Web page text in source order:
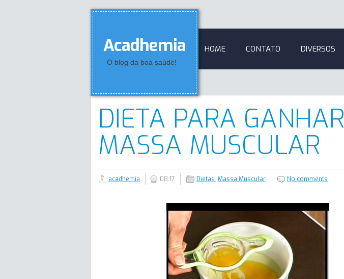
Acadhemia
O blog da boa saúde!
HOME CONTATO DIVERSOS
DIETA PARA GANHAR
MASSA MUSCULAR
acadhemia 08:17 Dietas, Massa Muscular No comments